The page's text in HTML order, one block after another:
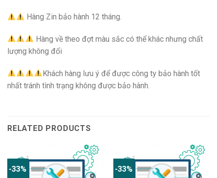
Hàng Zin bảo hành 12 tháng.
Hàng về theo đợt màu sắc có thể khác nhưng chất
lượng không đổi
Khách hàng lưu ý để được công ty bảo hành tốt
nhất tránh tình trạng không được bảo hành.
RELATED PRODUCTS
-33% -33%